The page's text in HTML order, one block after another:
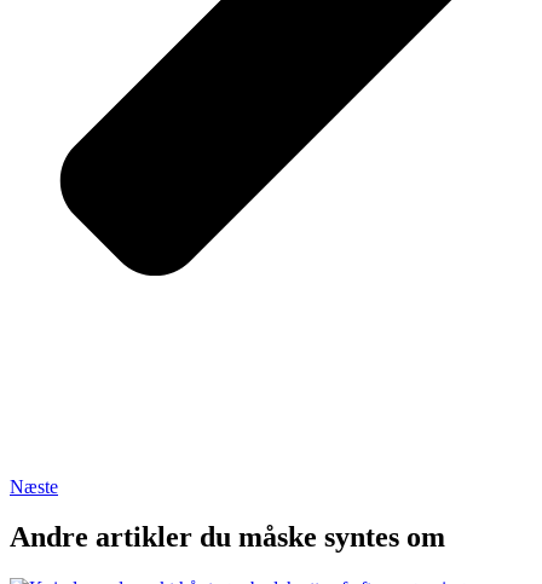
Næste
Andre artikler du måske syntes om